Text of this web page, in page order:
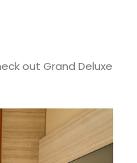
out Grand Deluxe